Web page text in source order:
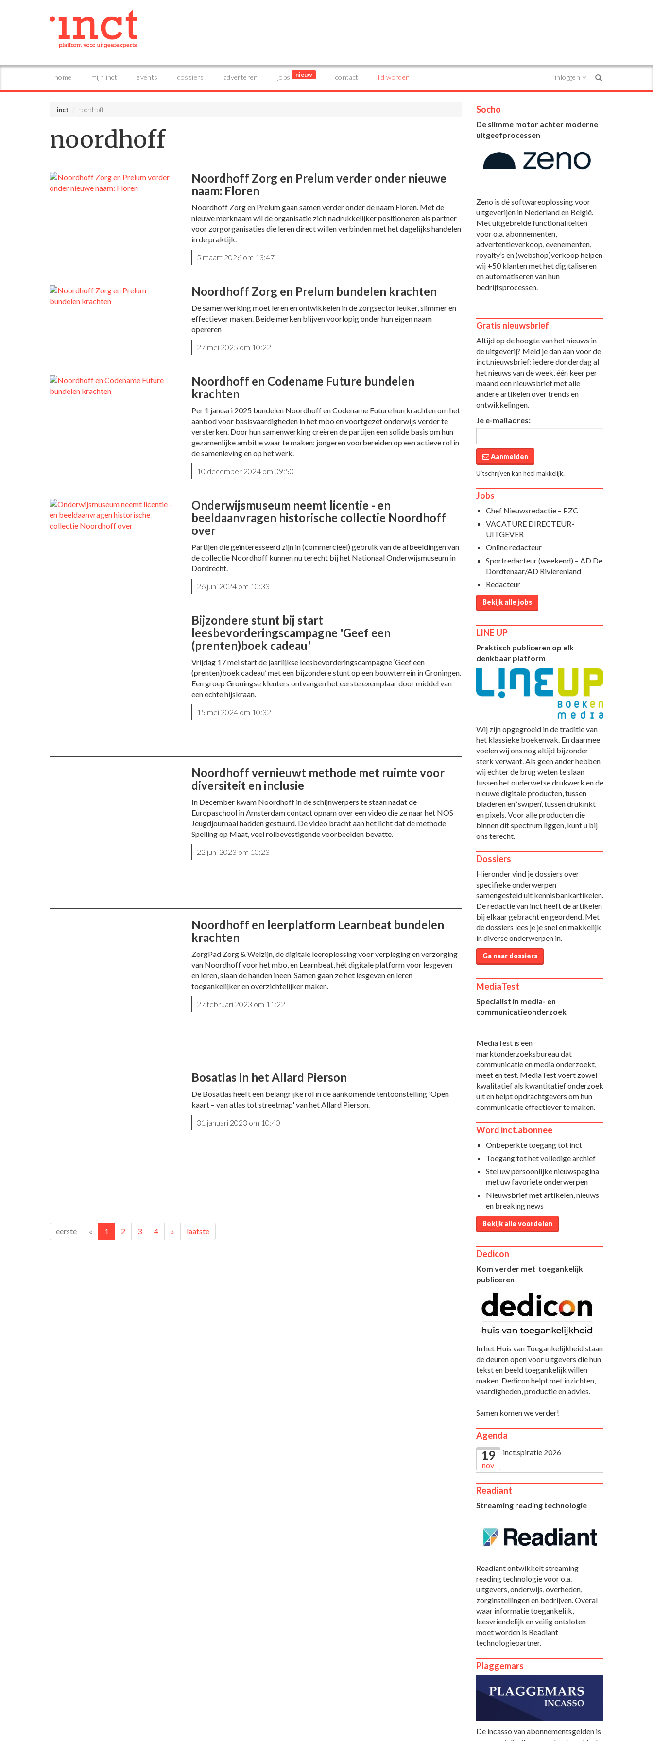
home mijn inct events dossiers adverteren jobs nieuw contact lid worden inloggen
inct noordhoff
noordhoff
Noordhoff Zorg en Prelum verder onder nieuwe
naam: Floren
Noordhoff Zorg en Prelum gaan samen verder onder de naam Floren. Met de
nieuwe merknaam wil de organisatie zich nadrukkelijker positioneren als partner
voor zorgorganisaties die leren direct willen verbinden met het dagelijks handelen
in de praktijk.
5 maart 2026 om 13:47
Noordhoff Zorg en Prelum bundelen krachten
De samenwerking moet leren en ontwikkelen in de zorgsector leuker, slimmer en
effectiever maken. Beide merken blijven voorlopig onder hun eigen naam
opereren
27 mei 2025 om 10:22
Noordhoff en Codename Future bundelen
krachten
Per 1 januari 2025 bundelen Noordhoff en Codename Future hun krachten om het
aanbod voor basisvaardigheden in het mbo en voortgezet onderwijs verder te
versterken. Door hun samenwerking creëren de partijen een solide basis om hun
gezamenlijke ambitie waar te maken: jongeren voorbereiden op een actieve rol in
de samenleving en op het werk.
10 december 2024 om 09:50
Onderwijsmuseum neemt licentie - en
beeldaanvragen historische collectie Noordhoff
over
Partijen die geïnteresseerd zijn in (commercieel) gebruik van de afbeeldingen van
de collectie Noordhoff kunnen nu terecht bij het Nationaal Onderwijsmuseum in
Dordrecht.
26 juni 2024 om 10:33
Bijzondere stunt bij start
leesbevorderingscampagne 'Geef een
(prenten)boek cadeau'
Vrijdag 17 mei start de jaarlijkse leesbevorderingscampagne ‘Geef een
(prenten)boek cadeau’ met een bijzondere stunt op een bouwterrein in Groningen.
Een groep Groningse kleuters ontvangen het eerste exemplaar door middel van
een echte hijskraan.
15 mei 2024 om 10:32
Noordhoff vernieuwt methode met ruimte voor
diversiteit en inclusie
In December kwam Noordhoff in de schijnwerpers te staan nadat de
Europaschool in Amsterdam contact opnam over een video die ze naar het NOS
Jeugdjournaal hadden gestuurd. De video bracht aan het licht dat de methode,
Spelling op Maat, veel rolbevestigende voorbeelden bevatte.
22 juni 2023 om 10:23
Noordhoff en leerplatform Learnbeat bundelen
krachten
ZorgPad Zorg & Welzijn, de digitale leeroplossing voor verpleging en verzorging
van Noordhoff voor het mbo, en Learnbeat, hét digitale platform voor lesgeven
en leren, slaan de handen ineen. Samen gaan ze het lesgeven en leren
toegankelijker en overzichtelijker maken.
27 februari 2023 om 11:22
Bosatlas in het Allard Pierson
De Bosatlas heeft een belangrijke rol in de aankomende tentoonstelling 'Open
kaart – van atlas tot streetmap' van het Allard Pierson.
31 januari 2023 om 10:40
eerste « 1 2 3 4 » laatste
Socho
De slimme motor achter moderne
uitgeefprocessen
Zeno is dé softwareoplossing voor
uitgeverijen in Nederland en België.
Met uitgebreide functionaliteiten
voor o.a. abonnementen,
advertentieverkoop, evenementen,
royalty’s en (webshop)verkoop helpen
wij +50 klanten met het digitaliseren
en automatiseren van hun
bedrijfsprocessen.
Gratis nieuwsbrief
Altijd op de hoogte van het nieuws in
de uitgeverij? Meld je dan aan voor de
inct.nieuwsbrief: iedere donderdag al
het nieuws van de week, één keer per
maand een nieuwsbrief met alle
andere artikelen over trends en
ontwikkelingen.
Je e-mailadres:
Aanmelden
Uitschrijven kan heel makkelijk.
Jobs
Chef Nieuwsredactie – PZC
VACATURE DIRECTEUR-
UITGEVER
Online redacteur
Sportredacteur (weekend) – AD De
Dordtenaar/AD Rivierenland
Redacteur
Bekijk alle jobs
LINE UP
Praktisch publiceren op elk
denkbaar platform
Wij zijn opgegroeid in de traditie van
het klassieke boekenvak. En daarmee
voelen wij ons nog altijd bijzonder
sterk verwant. Als geen ander hebben
wij echter de brug weten te slaan
tussen het ouderwetse drukwerk en de
nieuwe digitale producten, tussen
bladeren en ‘swipen’, tussen drukinkt
en pixels. Voor alle producten die
binnen dit spectrum liggen, kunt u bij
ons terecht.
Dossiers
Hieronder vind je dossiers over
specifieke onderwerpen
samengesteld uit kennisbankartikelen.
De redactie van inct heeft de artikelen
bij elkaar gebracht en geordend. Met
de dossiers lees je je snel en makkelijk
in diverse onderwerpen in.
Ga naar dossiers
MediaTest
Specialist in media- en
communicatieonderzoek
MediaTest is een
marktonderzoeksbureau dat
communicatie en media onderzoekt,
meet en test. MediaTest voert zowel
kwalitatief als kwantitatief onderzoek
uit en helpt opdrachtgevers om hun
communicatie effectiever te maken.
Word inct.abonnee
Onbeperkte toegang tot inct
Toegang tot het volledige archief
Stel uw persoonlijke nieuwspagina
met uw favoriete onderwerpen
Nieuwsbrief met artikelen, nieuws
en breaking news
Bekijk alle voordelen
Dedicon
Kom verder met toegankelijk
publiceren
In het Huis van Toegankelijkheid staan
de deuren open voor uitgevers die hun
tekst en beeld toegankelijk willen
maken. Dedicon helpt met inzichten,
vaardigheden, productie en advies.
Samen komen we verder!
Agenda
19
nov
inct.spiratie 2026
Readiant
Streaming reading technologie
Readiant ontwikkelt streaming
reading technologie voor o.a.
uitgevers, onderwijs, overheden,
zorginstellingen en bedrijven. Overal
waar informatie toegankelijk,
leesvriendelijk en veilig ontsloten
moet worden is Readiant
technologiepartner.
Plaggemars
De incasso van abonnementsgelden is